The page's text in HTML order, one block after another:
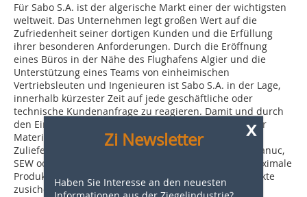
Für Sabo S.A. ist der algerische Markt einer der wichtigsten
weltweit. Das Unternehmen legt großen Wert auf die
Zufriedenheit seiner dortigen Kunden und die Erfüllung
ihrer besonderen Anforderungen. Durch die Eröffnung
eines Büros in der Nähe des Flughafens Algier und die
Unterstützung eines Teams von einheimischen
Vertriebsleuten und Ingenieuren ist Sabo S.A. in der Lage,
innerhalb kürzester Zeit auf jede geschäftliche oder
technische Kundenanfrage zu reagieren. Damit und durch
den Einsatz modernster Technologie und hochwertiger
Materialien, die ausschließlich von den bekanntesten
Zulieferer-firmen weltweit bezogen werden, wie z.B. Fanuc,
SEW oder Siemens, kann Sabo S.A. seinen Kunden maximale
Produktionsleistungen für die qualitativ besten Produkte
zusichern.
x
Zi Newsletter
Haben Sie Interesse an den neuesten